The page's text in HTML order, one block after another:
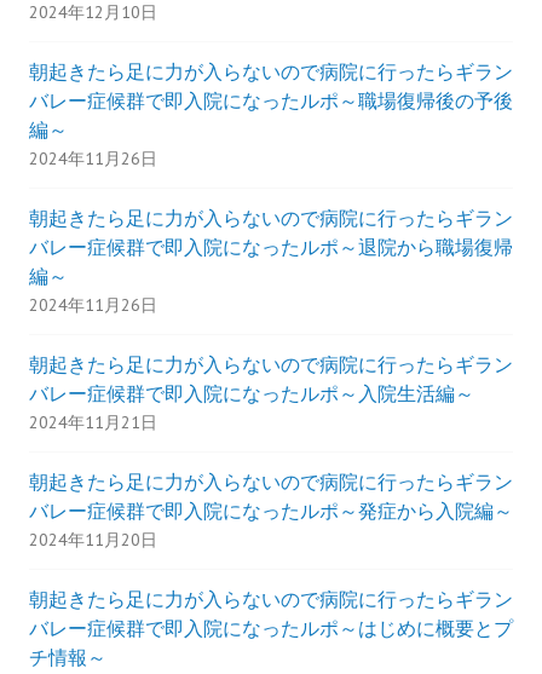
2024年12月10日
朝起きたら足に力が入らないので病院に行ったらギラン
バレー症候群で即入院になったルポ～職場復帰後の予後
編～
2024年11月26日
朝起きたら足に力が入らないので病院に行ったらギラン
バレー症候群で即入院になったルポ～退院から職場復帰
編～
2024年11月26日
朝起きたら足に力が入らないので病院に行ったらギラン
バレー症候群で即入院になったルポ～入院生活編～
2024年11月21日
朝起きたら足に力が入らないので病院に行ったらギラン
バレー症候群で即入院になったルポ～発症から入院編～
2024年11月20日
朝起きたら足に力が入らないので病院に行ったらギラン
バレー症候群で即入院になったルポ～はじめに概要とプ
チ情報～